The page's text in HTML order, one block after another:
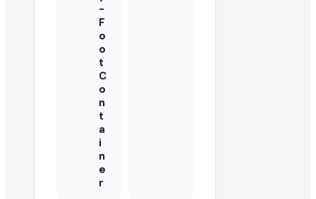
正在寻找此 refined sunflower oil 的买家是否已认
EximNext 对我们 B2B 市场上的买家实施认证流程,确保供应
我的报价中需要包含哪些信息?
您的报价应包括最优批发 FOB 价格、最低起订量(MOQ)、
我可以直接联系来自 Cyprus 的买家吗?
可以,我们目录中已注册并已升级的供应商可访问买家的联系
-
F
o
o
t
C
o
n
t
a
i
n
e
r